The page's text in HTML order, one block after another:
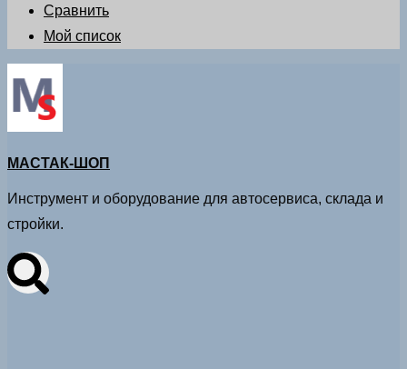
Сравнить
Мой список
МАСТАК-ШОП
Инструмент и оборудование для автосервиса, склада и
стройки.